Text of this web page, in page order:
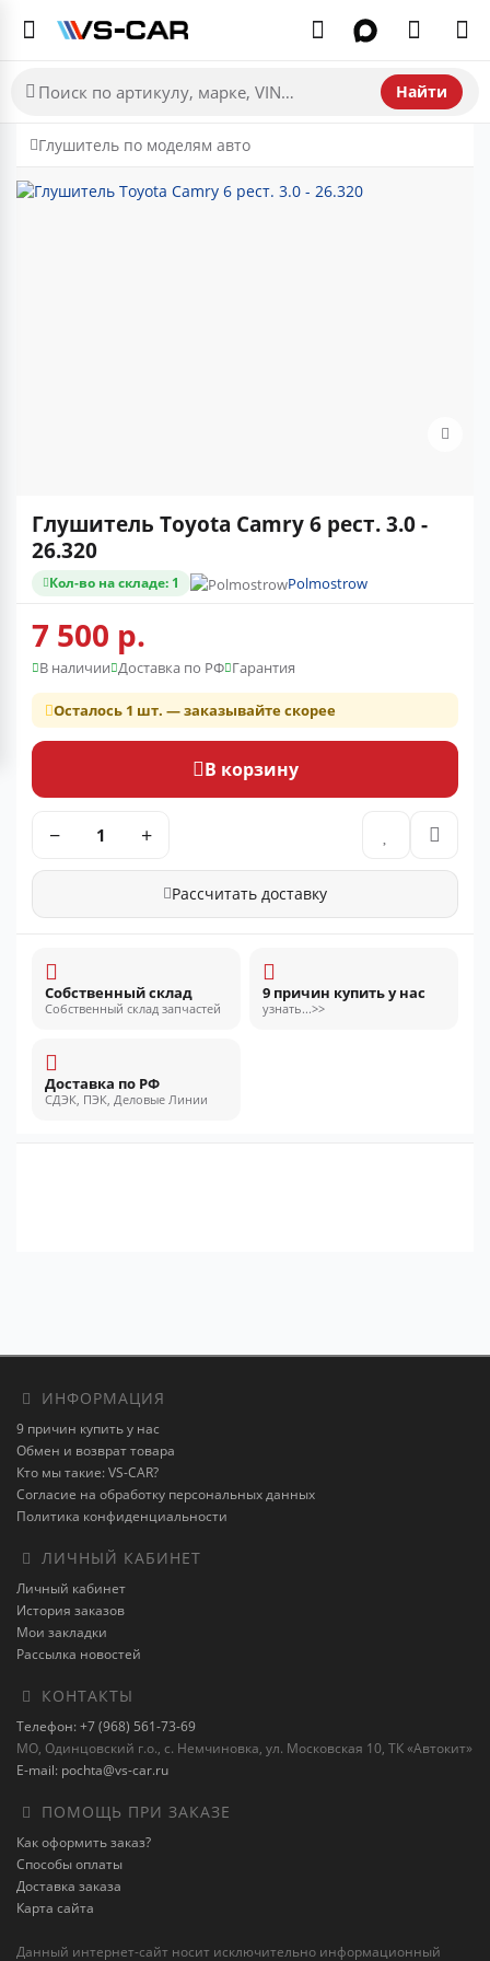
Найти
Глушитель по моделям авто
Глушитель Toyota Camry 6 рест. 3.0 -
26.320
Кол-во на складе: 1 Polmostrow
7 500 р.
В наличии Доставка по РФ Гарантия
Осталось 1 шт. — заказывайте скорее
В корзину
− +
Рассчитать доставку
Собственный склад
Собственный склад запчастей
9 причин купить у нас
узнать...>>
Доставка по РФ
СДЭК, ПЭК, Деловые Линии
ИНФОРМАЦИЯ
9 причин купить у нас
Обмен и возврат товара
Кто мы такие: VS-CAR?
Согласие на обработку персональных данных
Политика конфиденциальности
ЛИЧНЫЙ КАБИНЕТ
Личный кабинет
История заказов
Мои закладки
Рассылка новостей
КОНТАКТЫ
Телефон: +7 (968) 561-73-69
МО, Одинцовский г.о., с. Немчиновка, ул. Московская 10, ТК «Автокит»
E-mail: pochta@vs-car.ru
ПОМОЩЬ ПРИ ЗАКАЗЕ
Как оформить заказ?
Способы оплаты
Доставка заказа
Карта сайта
Данный интернет-сайт носит исключительно информационный